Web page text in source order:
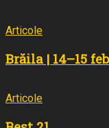
Articole
Brăila | 14–15
Articole